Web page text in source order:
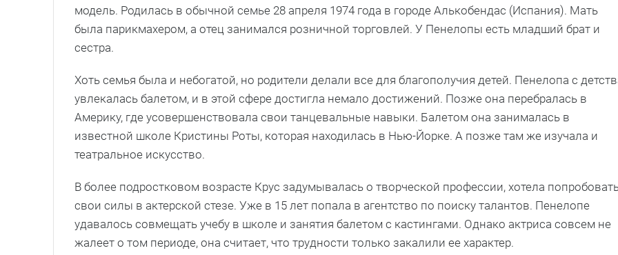
модель. Родилась в обычной семье 28 апреля 1974 года в городе Алькобендас (Испания). Мать
была парикмахером, а отец занимался розничной торговлей. У Пенелопы есть младший брат и
сестра.
Хоть семья была и небогатой, но родители делали все для благополучия детей. Пенелопа с
увлекалась балетом, и в этой сфере достигла немало достижений. Позже она перебралась в
Америку, где усовершенствовала свои танцевальные навыки. Балетом она занималась в
известной школе Кристины Роты, которая находилась в Нью-Йорке. А позже там же изучала и
театральное искусство.
В более подростковом возрасте Крус задумывалась о творческой профессии, хотела
свои силы в актерской стезе. Уже в 15 лет попала в агентство по поиску талантов. Пенелопе
удавалось совмещать учебу в школе и занятия балетом с кастингами. Однако актриса совсем не
жалеет о том периоде, она считает, что трудности только закалили ее характер.